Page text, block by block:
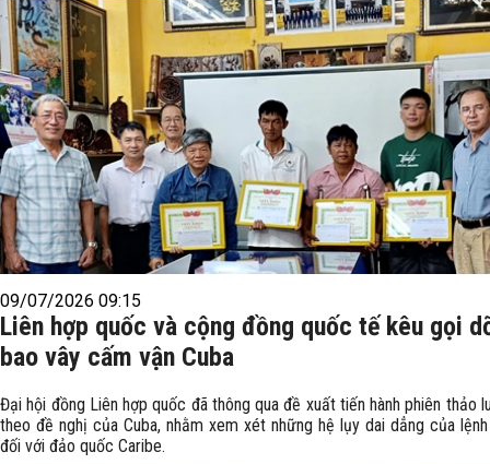
09/07/2026 09:15
Liên hợp quốc và cộng đồng quốc tế kêu gọi
bao vây cấm vận Cuba
Đại hội đồng Liên hợp quốc đã thông qua đề xuất tiến hành phiên thảo
theo đề nghị của Cuba, nhằm xem xét những hệ lụy dai dẳng của
đối với đảo quốc Caribe.